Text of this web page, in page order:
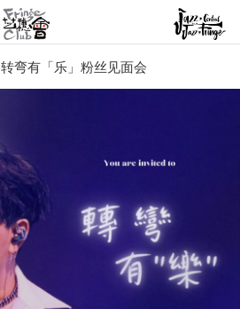
转弯有「乐」粉丝见面会